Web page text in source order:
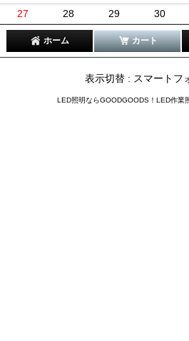
27
28 29 30
ホーム カート
表示切替 : スマートフ
LED照明ならGOODGOODS！LED作業